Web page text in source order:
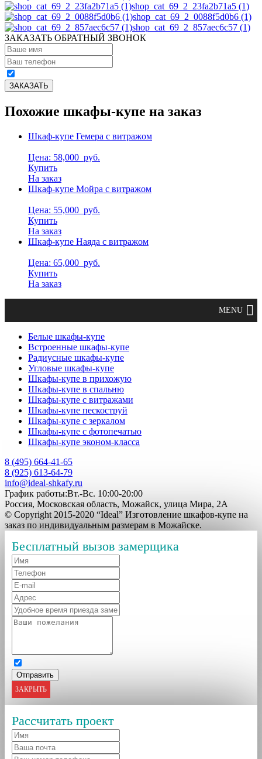
shop_cat_69_2_23fa2b71a5 (1)
shop_cat_69_2_0088f5d0b6 (1)
shop_cat_69_2_857aec6c57 (1)
ЗАКАЗАТЬ ОБРАТНЫЙ ЗВОНОК
Похожие шкафы-купе на заказ
Шкаф-купе Гемера с витражом
Цена: 58,000 руб.
Купить
На заказ
Шкаф-купе Мойра с витражом
Цена: 55,000 руб.
Купить
На заказ
Шкаф-купе Наяда с витражом
Цена: 65,000 руб.
Купить
На заказ
Белые шкафы-купе
Встроенные шкафы-купе
Радиусные шкафы-купе
Угловые шкафы-купе
Шкафы-купе в прихожую
Шкафы-купе в спальню
Шкафы-купе с витражами
Шкафы-купе пескоструй
Шкафы-купе с зеркалом
Шкафы-купе с фотопечатью
Шкафы-купе эконом-класса
8 (495) 664-41-65
8 (925) 613-64-79
info@ideal-shkafy.ru
График работы:Вт.-Вс. 10:00-20:00
Россия, Московская область, Можайск, улица Мира, 2А
© Copyright 2015-2020 “Ideal” Изготовление шкафов-купе на
заказ по индивидуальным размерам в Можайске.
Бесплатный вызов замерщика
ЗАКРЫТЬ
Рассчитать проект